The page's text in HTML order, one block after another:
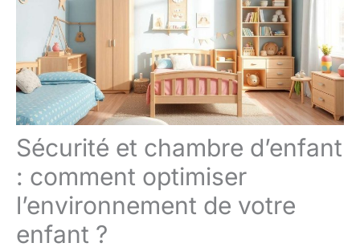
Sécurité et chambre d’enfant
: comment optimiser
l’environnement de votre
enfant ?